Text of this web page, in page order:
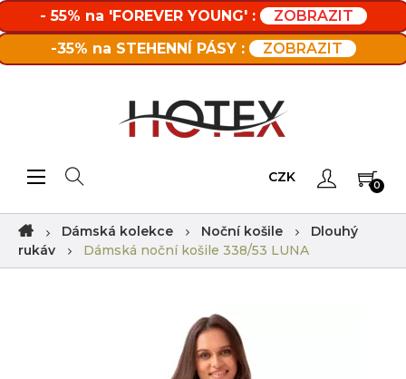
- 55% na 'FOREVER YOUNG' :
ZOBRAZIT
-35% na STEHENNÍ PÁSY :
ZOBRAZIT
Toggle navigation
☰ CZK
0
Dámská kolekce Noční košile
Dlouhý
rukáv
Dámská noční košile 338/53 LUNA